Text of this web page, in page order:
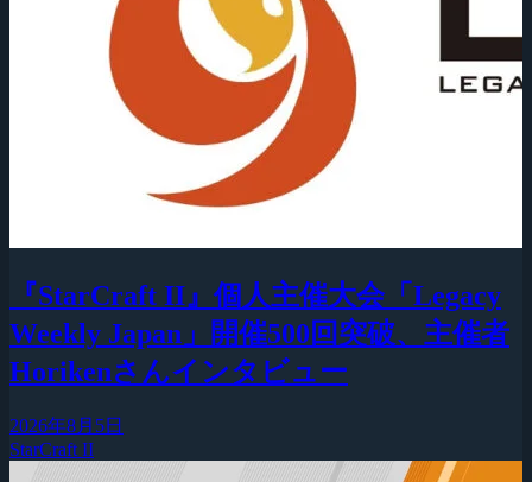
『StarCraft II』個人主催大会「Legacy
Weekly Japan」開催500回突破、主催者
Horikenさんインタビュー
2026年8月5日
StarCraft II